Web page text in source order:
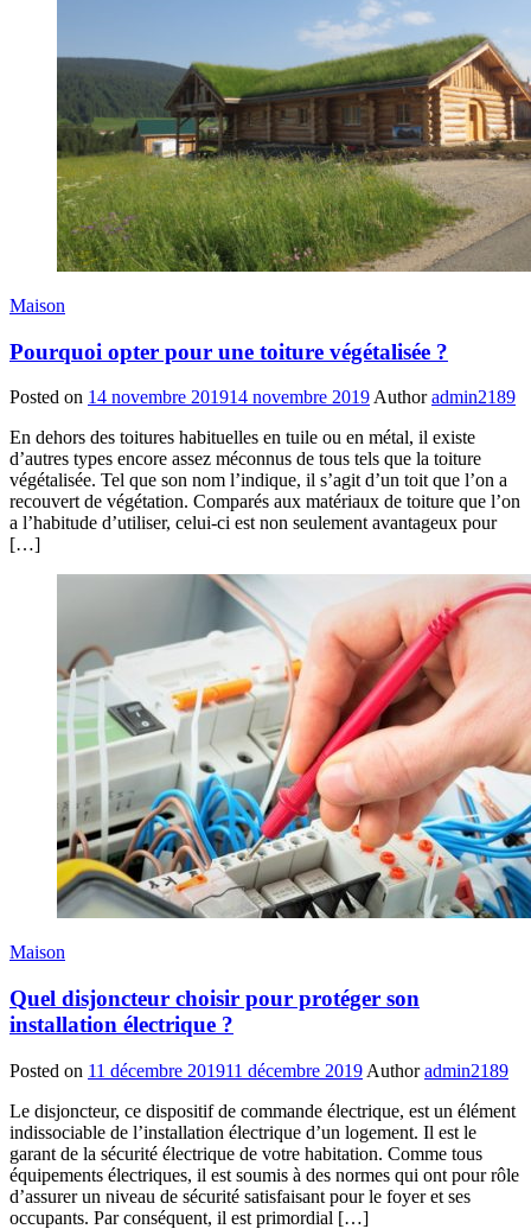
Maison
Pourquoi opter pour une toiture végétalisée ?
Posted on 14 novembre 201914 novembre 2019 Author admin2189
En dehors des toitures habituelles en tuile ou en métal, il existe
d’autres types encore assez méconnus de tous tels que la toiture
végétalisée. Tel que son nom l’indique, il s’agit d’un toit que l’on a
recouvert de végétation. Comparés aux matériaux de toiture que l’on
a l’habitude d’utiliser, celui-ci est non seulement avantageux pour
[…]
Maison
Quel disjoncteur choisir pour protéger son
installation électrique ?
Posted on 11 décembre 201911 décembre 2019 Author admin2189
Le disjoncteur, ce dispositif de commande électrique, est un élément
indissociable de l’installation électrique d’un logement. Il est le
garant de la sécurité électrique de votre habitation. Comme tous
équipements électriques, il est soumis à des normes qui ont pour rôle
d’assurer un niveau de sécurité satisfaisant pour le foyer et ses
occupants. Par conséquent, il est primordial […]